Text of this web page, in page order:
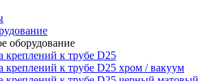
оборудование
креплений к трубе D25
креплений к трубе D25 хром / вакуум